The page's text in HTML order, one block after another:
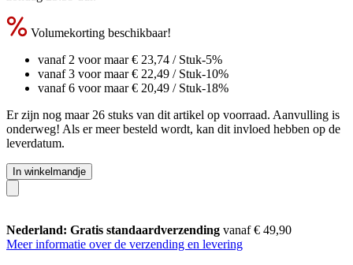
Volumekorting beschikbaar!
vanaf 2 voor maar€ 23,74 / Stuk-5%
vanaf 3 voor maar€ 22,49 / Stuk-10%
vanaf 6 voor maar€ 20,49 / Stuk-18%
Er zijn nog maar 26 stuks van dit artikel op voorraad. Aanvulling is
onderweg! Als er meer besteld wordt, kan dit invloed hebben op de
leverdatum.
In winkelmandje
Nederland: Gratis standaardverzending vanaf € 49,90
Meer informatie over de verzending en levering